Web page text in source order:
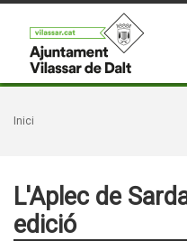
Inici
L'Aplec de
edició